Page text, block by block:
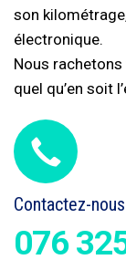
son
électronique.
Nous
quel qu’en soit
Contactez-
076